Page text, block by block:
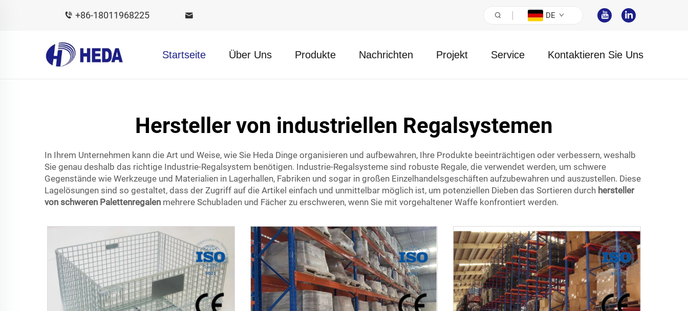
+86-18011968225 DE
Startseite Über Uns Produkte Nachrichten Projekt Service Kontaktieren Sie Uns
Hersteller von industriellen Regalsystemen
In Ihrem Unternehmen kann die Art und Weise, wie Sie Heda Dinge organisieren und aufbewahren, Ihre Produkte beeinträchtigen oder verbessern, weshalb
Sie genau deshalb das richtige Industrie-Regalsystem benötigen. Industrie-Regalsysteme sind robuste Regale, die verwendet werden, um schwere
Gegenstände wie Werkzeuge und Materialien in Lagerhallen, Fabriken und sogar in großen Einzelhandelsgeschäften aufzubewahren und auszustellen. Diese
Lagelösungen sind so gestaltet, dass der Zugriff auf die Artikel einfach und unmittelbar möglich ist, um potenziellen Dieben das Sortieren durch hersteller
von schweren Palettenregalen mehrere Schubladen und Fächer zu erschweren, wenn Sie mit vorgehaltener Waffe konfrontiert werden.